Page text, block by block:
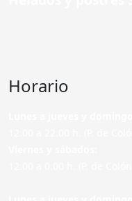
Horario